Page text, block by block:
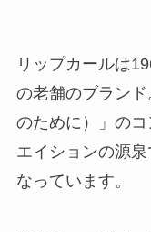
リップカールは
の老舗のブラン
のために）」の
エイションの源
なっています。